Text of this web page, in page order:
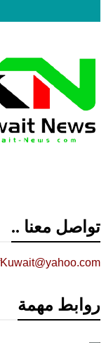
تواصل معنا ..
روابط مهمة